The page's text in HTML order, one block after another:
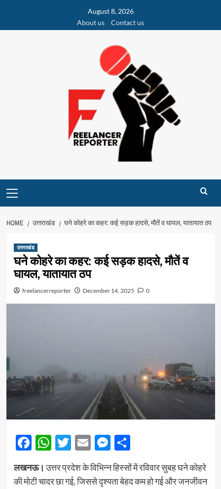
content
August 8, 2026
About us
Contact us
Menu
HOME उत्तराखंड घने कोहरे का कहर: कई सड़क हादसे, मौतें व घायल, यातायात ठप
उत्तराखंड
घने कोहरे का कहर: कई सड़क हादसे, मौतें व
घायल, यातायात ठप
freelancerreporter December 14, 2025 0
Facebook
WhatsApp
Twitter
EmailMessenger
Share
लखनऊ। उत्तर प्रदेश के विभिन्न हिस्सों में रविवार सुबह घने कोहरे
की मोटी चादर छा गई, जिससे दृश्यता बेहद कम हो गई और जनजीवन